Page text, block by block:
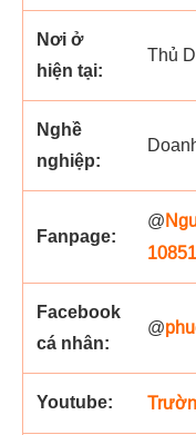
Nơi ở
hiện tại:
Thủ
Nghề
nghiệp:
Fanpage:
@
Facebook
cá nhân:
@
Youtube: